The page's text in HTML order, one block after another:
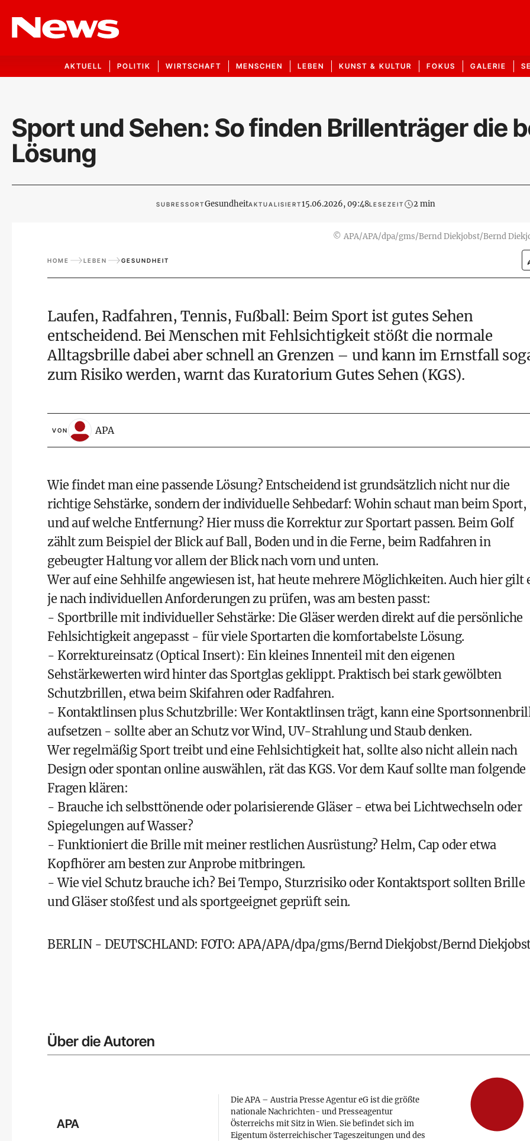
AKTUELL POLITIK WIRTSCHAFT MENSCHEN LEBEN KUNST & KULTUR FOKUS GALERIE
Sport und Sehen: So finden Brillenträger die
Lösung
SUBRESSORTGesundheitAKTUALISIERT15.06.2026, 09:48LESEZEIT 2 min
© APA/APA/dpa/gms/Bernd Diekjobst/Bernd
HOME LEBEN GESUNDHEIT
Laufen, Radfahren, Tennis, Fußball: Beim Sport ist gutes Sehen
entscheidend. Bei Menschen mit Fehlsichtigkeit stößt die normale
Alltagsbrille dabei aber schnell an Grenzen – und kann im Ernstfall
zum Risiko werden, warnt das Kuratorium Gutes Sehen (KGS).
VON APA
Wie findet man eine passende Lösung? Entscheidend ist grundsätzlich nicht nur die
richtige Sehstärke, sondern der individuelle Sehbedarf: Wohin schaut man beim Sport,
und auf welche Entfernung? Hier muss die Korrektur zur Sportart passen. Beim Golf
zählt zum Beispiel der Blick auf Ball, Boden und in die Ferne, beim Radfahren in
gebeugter Haltung vor allem der Blick nach vorn und unten.
Wer auf eine Sehhilfe angewiesen ist, hat heute mehrere Möglichkeiten. Auch hier gilt
je nach individuellen Anforderungen zu prüfen, was am besten passt:
- Sportbrille mit individueller Sehstärke: Die Gläser werden direkt auf die persönliche
Fehlsichtigkeit angepasst - für viele Sportarten die komfortabelste Lösung.
- Korrektureinsatz (Optical Insert): Ein kleines Innenteil mit den eigenen
Sehstärkewerten wird hinter das Sportglas geklippt. Praktisch bei stark gewölbten
Schutzbrillen, etwa beim Skifahren oder Radfahren.
- Kontaktlinsen plus Schutzbrille: Wer Kontaktlinsen trägt, kann eine
aufsetzen - sollte aber an Schutz vor Wind, UV-Strahlung und Staub denken.
Wer regelmäßig Sport treibt und eine Fehlsichtigkeit hat, sollte also nicht allein nach
Design oder spontan online auswählen, rät das KGS. Vor dem Kauf sollte man folgende
Fragen klären:
- Brauche ich selbsttönende oder polarisierende Gläser - etwa bei Lichtwechseln oder
Spiegelungen auf Wasser?
- Funktioniert die Brille mit meiner restlichen Ausrüstung? Helm, Cap oder etwa
Kopfhörer am besten zur Anprobe mitbringen.
- Wie viel Schutz brauche ich? Bei Tempo, Sturzrisiko oder Kontaktsport sollten Brille
und Gläser stoßfest und als sportgeeignet geprüft sein.
BERLIN - DEUTSCHLAND: FOTO: APA/APA/dpa/gms/Bernd Diekjobst/Bernd
Über die Autoren
APA
Die APA – Austria Presse Agentur eG ist die größte
nationale Nachrichten- und Presseagentur
Österreichs mit Sitz in Wien. Sie befindet sich im
Eigentum österreichischer Tageszeitungen und des